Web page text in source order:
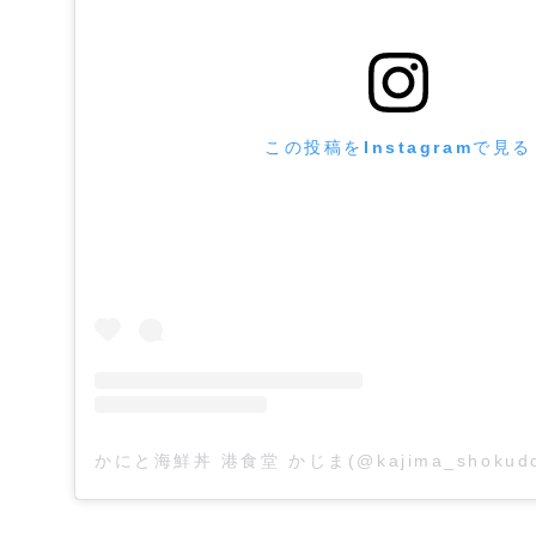
この投稿をInstagramで見る